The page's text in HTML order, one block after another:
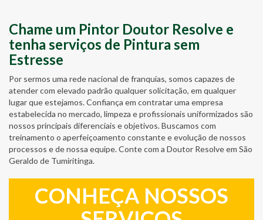
Chame um Pintor Doutor Resolve e
tenha serviços de Pintura sem
Estresse
Por sermos uma rede nacional de franquias, somos capazes de
atender com elevado padrão qualquer solicitação, em qualquer
lugar que estejamos. Confiança em contratar uma empresa
estabelecida no mercado, limpeza e profissionais uniformizados são
nossos principais diferenciais e objetivos. Buscamos com
treinamento o aperfeiçoamento constante e evolução de nossos
processos e de nossa equipe. Conte com a Doutor Resolve em São
Geraldo de Tumiritinga.
CONHEÇA NOSSOS